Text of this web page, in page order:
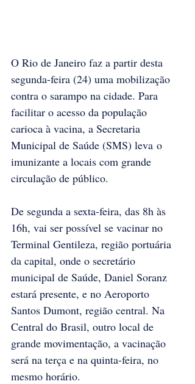
O Rio de Janeiro faz a partir desta
segunda-feira (24) uma mobilização
contra o sarampo na cidade. Para
facilitar o acesso da população
carioca à vacina, a Secretaria
Municipal de Saúde (SMS) leva o
imunizante a locais com grande
circulação de público.
De segunda a sexta-feira, das 8h às
16h, vai ser possível se vacinar no
Terminal Gentileza, região portuária
da capital, onde o secretário
municipal de Saúde, Daniel Soranz
estará presente, e no Aeroporto
Santos Dumont, região central. Na
Central do Brasil, outro local de
grande movimentação, a vacinação
será na terça e na quinta-feira, no
mesmo horário.